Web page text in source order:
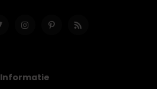
Informatie